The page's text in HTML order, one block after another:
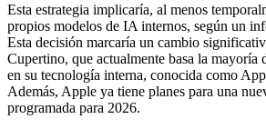
Esta estrategia implicaría, al menos
propios modelos de IA internos, según un
Esta decisión marcaría un cambio
Cupertino, que actualmente basa la mayoría
en su tecnología interna, conocida como
Además, Apple ya tiene planes para una
programada para 2026.